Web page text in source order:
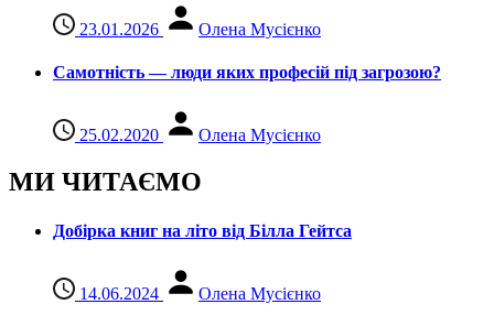
23.01.2026 Олена Мусієнко
Самотність — люди яких професій під загрозою?
25.02.2020 Олена Мусієнко
МИ ЧИТАЄМО
Добірка книг на літо від Білла Гейтса
14.06.2024 Олена Мусієнко